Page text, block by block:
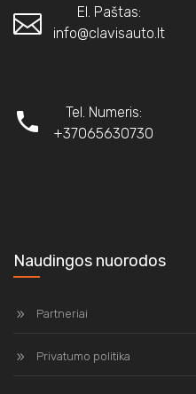
El. Paštas:
info@clavisauto.lt
Tel. Numeris:
+37065630730
Naudingos nuorodos
Partneriai
Privatumo politika